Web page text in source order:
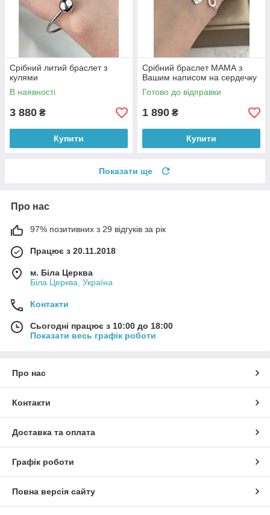
Срібний литий браслет з
кулями
В наявності
3 880 ₴
Купити
Срібний браслет МАМА з
Вашим написом на сердечку
Готово до відправки
1 890 ₴
Купити
Показати ще
Про нас
97% позитивних з 29 відгуків за рік
Працює з 20.11.2018
м. Біла Церква
Біла Церква, Україна
Контакти
Сьогодні працює з 10:00 до 18:00
Показати весь графік роботи
Про нас
Контакти
Доставка та оплата
Графік роботи
Повна версія сайту